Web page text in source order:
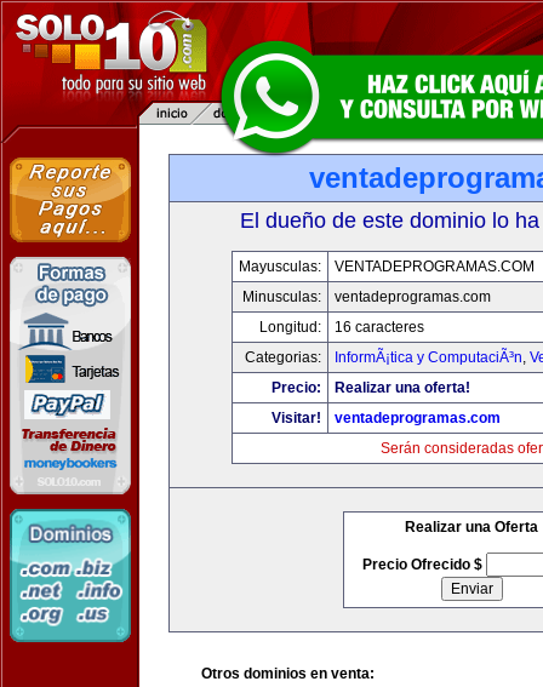
El dueño de este dominio lo
Mayusculas:
VENTADEPROGRAMAS.COM
Minusculas:
ventadeprogramas.com
Longitud:
16 caracteres
Categorias:
InformÃ¡tica y ComputaciÃ³n,
Precio:
Realizar una oferta!
Visitar!
ventadeprogramas.com
Serán consideradas
Realizar una Oferta
Precio Ofrecido $
Otros dominios en venta: